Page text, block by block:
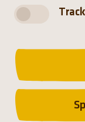
ergänzt